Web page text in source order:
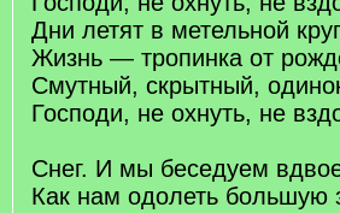
Дни летят в метельной
Жизнь — тропинка от
Смутный, скрытный,
Господи, не охнуть, не
Снег. И мы беседуем
Как нам одолеть большую